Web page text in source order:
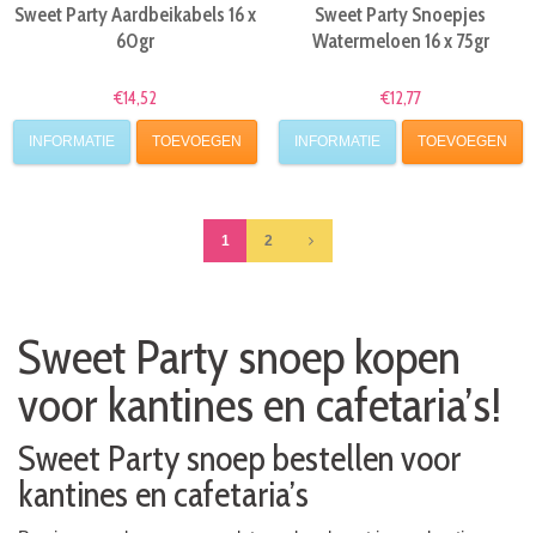
Sweet Party Aardbeikabels 16 x
60gr
€14,52
INFORMATIE TOEVOEGEN
Sweet Party Snoepjes
Watermeloen 16 x 75gr
€12,77
INFORMATIE TOEVOEGEN
1 2
Sweet Party snoep kopen
voor kantines en cafetaria’s!
Sweet Party snoep bestellen voor
kantines en cafetaria’s